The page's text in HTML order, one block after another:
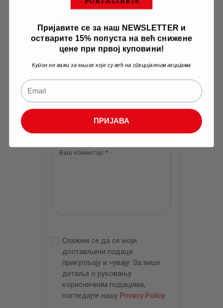
коментар
Слажем се да се моји
достављени подаци
прикупљају и чувају. За више
детаља о руковању
корисничким подацима,
погледајте нашу Privacy Policy.
Пријавите се за наш NEWSLETTER и
остварите 15% попуста на већ снижене
цене при првој куповини!
Купон не важи за књиге које су већ на специјалним акцијама
ПРИЈАВА